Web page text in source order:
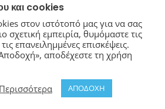
Μαγούλα
hosp.gr
και cookies
στον ιστότοπό μας για να σας
σχετική εμπειρία, θυμόμαστε τις
επανειλημμένες επισκέψεις.
αποδέχεστε τη χρήση
Περισσότερα ΑΠΟΔΟΧΗ